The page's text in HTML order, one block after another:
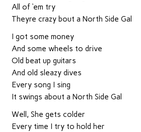
All of ‘em try
Theyre crazy bout a North Side Gal
I got some money
And some wheels to drive
Old beat up guitars
And old sleazy dives
Every song I sing
It swings about a North Side Gal
Well, She gets colder
Every time I try to hold her